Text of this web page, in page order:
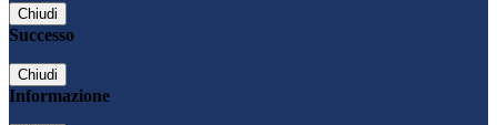
Chiudi
Successo
Chiudi
Informazione